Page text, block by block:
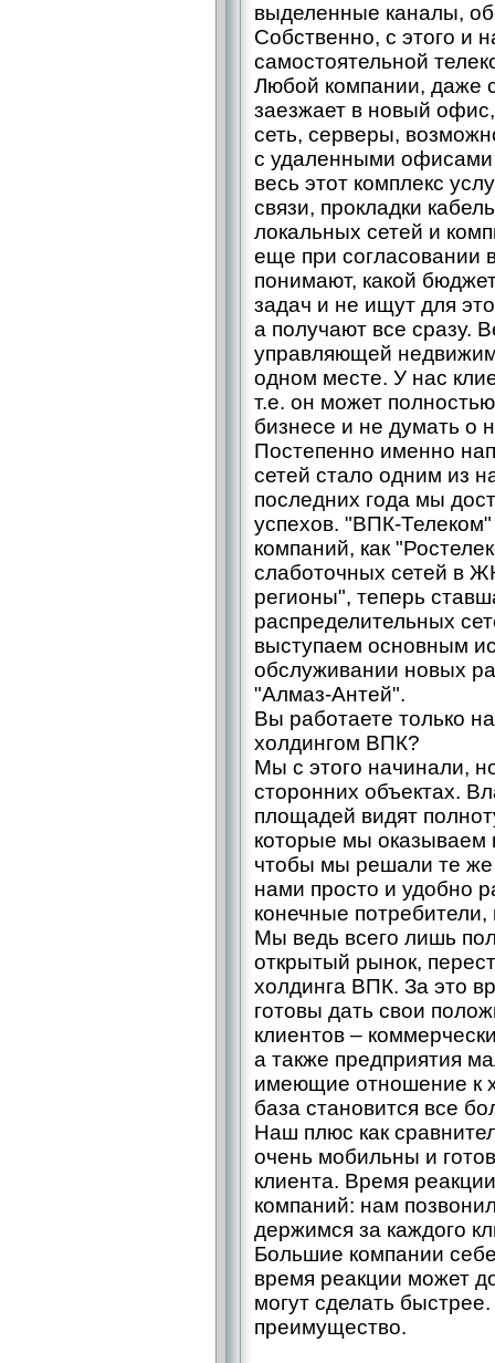
выделенные каналы,
Собственно, с этого и
самостоятельной
Любой компании, даже
заезжает в новый
сеть, серверы,
с удаленными офисами
весь этот комплекс
связи, прокладки
локальных сетей и
еще при согласовании
понимают, какой
задач и не ищут для
а получают все сразу.
управляющей
одном месте. У нас
т.е. он может
бизнесе и не думать о
Постепенно именно
сетей стало одним из
последних года мы
успехов. "ВПК-
компаний, как
слаботочных сетей в
регионы", теперь
распределительных
выступаем основным
обслуживании новых
"Алмаз-Антей".
Вы работаете только
холдингом ВПК?
Мы с этого начинали,
сторонних объектах.
площадей видят
которые мы оказываем
чтобы мы решали те
нами просто и удобно
конечные
Мы ведь всего лишь
открытый рынок,
холдинга ВПК. За это
готовы дать свои
клиентов –
а также предприятия
имеющие отношение к
база становится все
Наш плюс как
очень мобильны и
клиента. Время
компаний: нам
держимся за каждого
Большие компании
время реакции может
могут сделать
преимущество.